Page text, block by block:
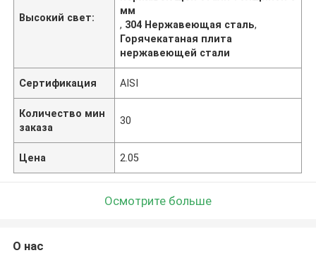
Высокий свет:
мм
, 304 Нержавеющая сталь,
Горячекатаная плита
нержавеющей стали
Сертификация AISI
Количество мин
заказа
30
Цена 2.05
Осмотрите больше
О нас